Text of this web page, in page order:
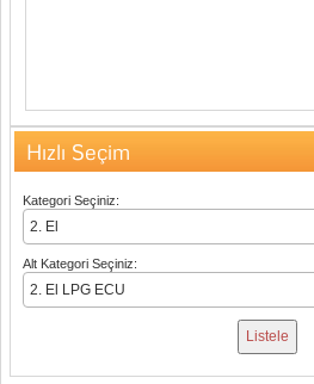
Hızlı Seçim
Kategori Seçiniz:
Alt Kategori Seçiniz: